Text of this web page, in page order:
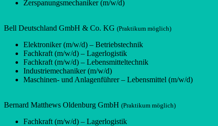
Zerspanungsmechaniker (m/w/d)
Bell Deutschland GmbH & Co. KG (Praktikum möglich)
Elektroniker (m/w/d) – Betriebstechnik
Fachkraft (m/w/d) – Lagerlogistik
Fachkraft (m/w/d) – Lebensmitteltechnik
Industriemechaniker (m/w/d)
Maschinen- und Anlagenführer – Lebensmittel (m/w/d)
Bernard Matthews Oldenburg GmbH (Praktikum möglich)
Fachkraft (m/w/d) – Lagerlogistik